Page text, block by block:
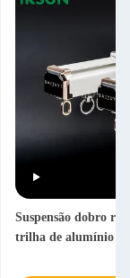
Suspensão dobro
trilha de alumínio